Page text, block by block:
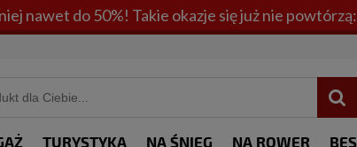
nawet do 50%! Takie okazje się już nie
TURYSTYKA NA ŚNIEG NA ROWER